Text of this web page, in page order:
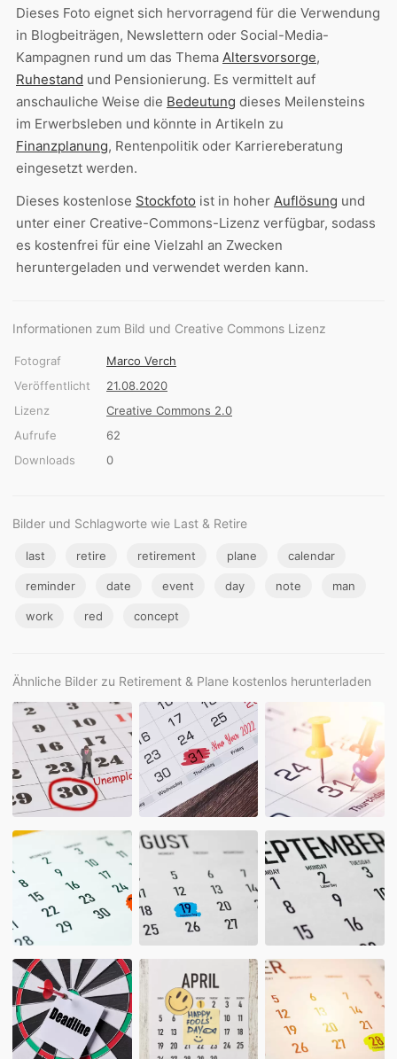
Dieses Foto eignet sich hervorragend für die Verwendung
in Blogbeiträgen, Newslettern oder Social-Media-
Kampagnen rund um das Thema Altersvorsorge,
Ruhestand und Pensionierung. Es vermittelt auf
anschauliche Weise die Bedeutung dieses Meilensteins
im Erwerbsleben und könnte in Artikeln zu
Finanzplanung, Rentenpolitik oder Karriereberatung
eingesetzt werden.
Dieses kostenlose Stockfoto ist in hoher Auflösung und
unter einer Creative-Commons-Lizenz verfügbar, sodass
es kostenfrei für eine Vielzahl an Zwecken
heruntergeladen und verwendet werden kann.
Informationen zum Bild und Creative Commons Lizenz
Fotograf
Marco Verch
Veröffentlicht
21.08.2020
Lizenz
Creative Commons 2.0
Aufrufe
62
Downloads
0
Bilder und Schlagworte wie Last & Retire
last retire retirement plane calendar
reminder date event day note man
work red concept
Ähnliche Bilder zu Retirement & Plane kostenlos herunterladen